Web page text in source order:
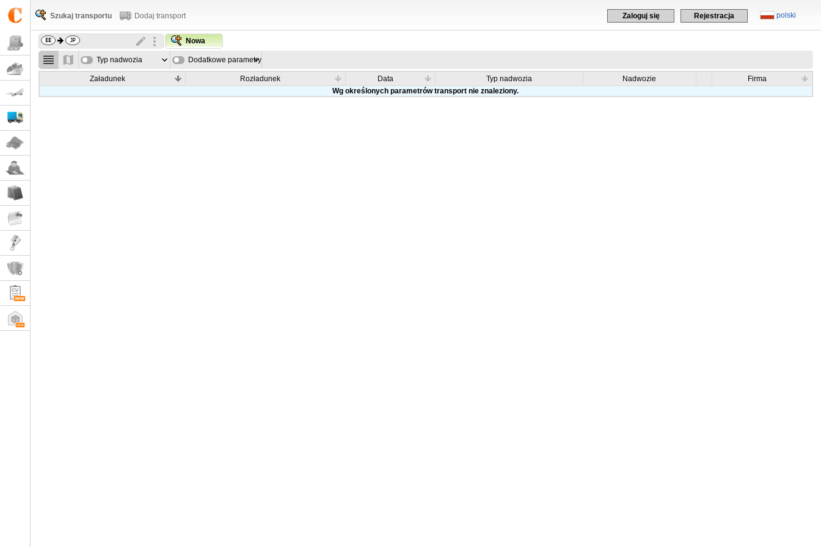
polski
Zaloguj się Rejestracja
Szukaj transportu Dodaj transport
Nowa
Typ nadwozia Dodatkowe parametry
Załadunek Rozładunek Data Typ nadwozia Nadwozie
Firma
Wg określonych parametrów transport nie znaleziony.